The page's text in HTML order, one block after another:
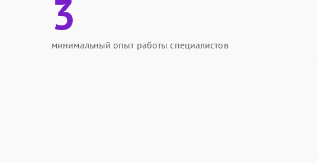
3
минимальный опыт работы специалистов